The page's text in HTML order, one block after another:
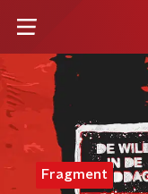
Fragment